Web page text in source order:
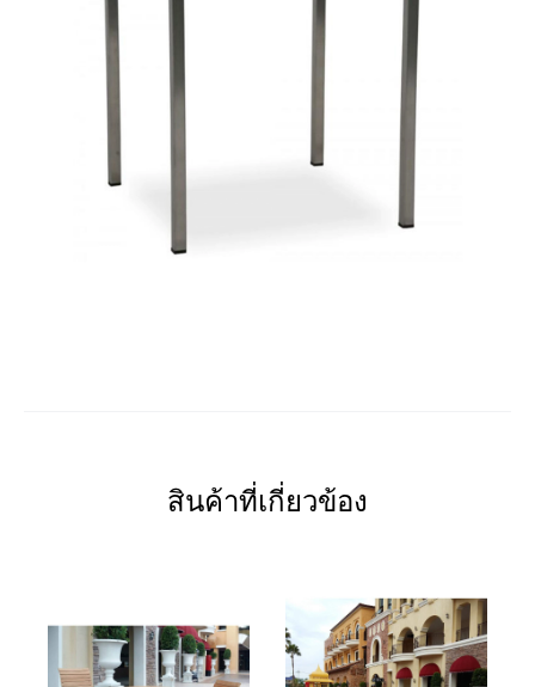
สินค้าที่เกี่ยวข้อง